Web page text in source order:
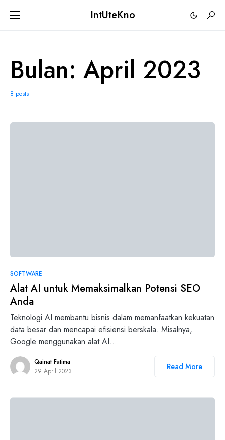
IntUteKno
Bulan: April 2023
8 posts
SOFTWARE
Alat AI untuk Memaksimalkan Potensi SEO
Anda
Teknologi AI membantu bisnis dalam memanfaatkan kekuatan
data besar dan mencapai efisiensi berskala. Misalnya,
Google menggunakan alat AI…
Qainat Fatima
29 April 2023
Read More